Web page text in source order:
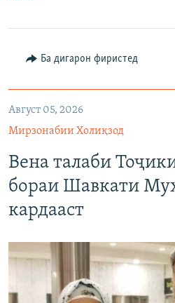
Ба дигарон фиристед
Август 05, 2026
Мирзонабии Холиқзод
Вена талаби
бораи Шавкати
кардааст